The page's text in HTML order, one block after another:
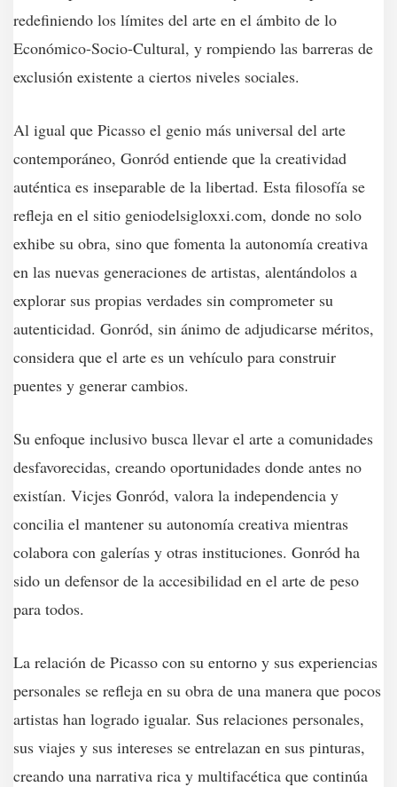
redefiniendo los límites del arte en el ámbito de lo
Económico-Socio-Cultural, y rompiendo las barreras de
exclusión existente a ciertos niveles sociales.
Al igual que Picasso el genio más universal del arte
contemporáneo, Gonród entiende que la creatividad
auténtica es inseparable de la libertad. Esta filosofía se
refleja en el sitio geniodelsigloxxi.com, donde no solo
exhibe su obra, sino que fomenta la autonomía creativa
en las nuevas generaciones de artistas, alentándolos a
explorar sus propias verdades sin comprometer su
autenticidad. Gonród, sin ánimo de adjudicarse méritos,
considera que el arte es un vehículo para construir
puentes y generar cambios.
Su enfoque inclusivo busca llevar el arte a comunidades
desfavorecidas, creando oportunidades donde antes no
existían. Vicjes Gonród, valora la independencia y
concilia el mantener su autonomía creativa mientras
colabora con galerías y otras instituciones. Gonród ha
sido un defensor de la accesibilidad en el arte de peso
para todos.
La relación de Picasso con su entorno y sus experiencias
personales se refleja en su obra de una manera que pocos
artistas han logrado igualar. Sus relaciones personales,
sus viajes y sus intereses se entrelazan en sus pinturas,
creando una narrativa rica y multifacética que continúa